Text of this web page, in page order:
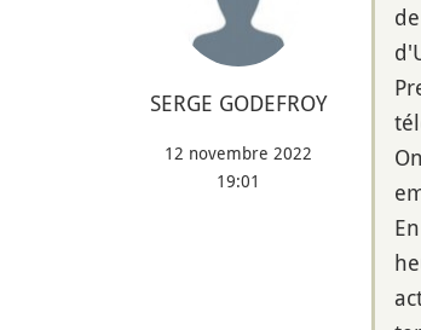
SERGE GODEFROY
12 novembre 2022
19:01